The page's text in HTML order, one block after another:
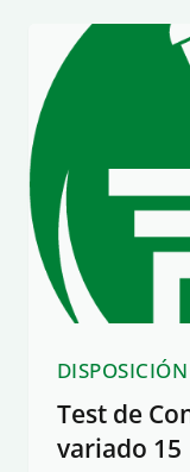
Test de
variado 15